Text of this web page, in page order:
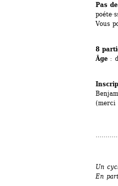
Pas
Vous
8
Âge :
(merci
Un
En